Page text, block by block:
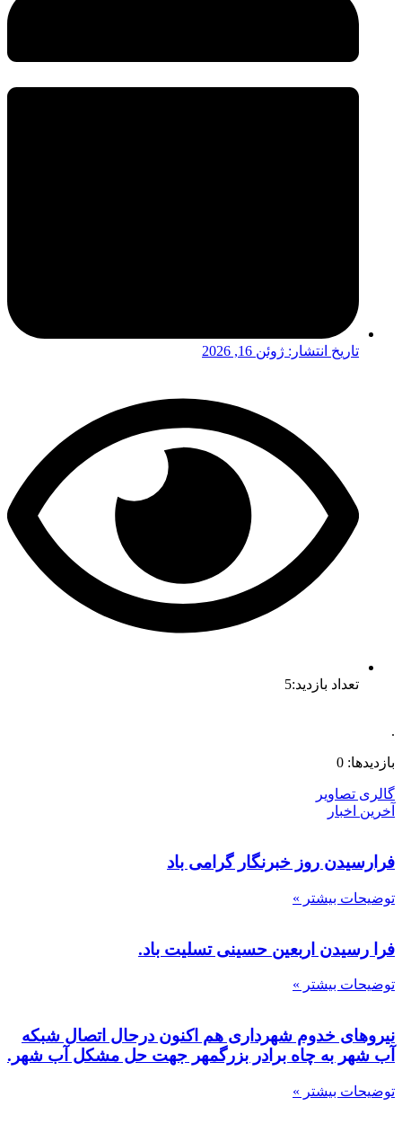
تاریخ انتشار: ژوئن 16, 2026
تعداد بازدید:5
.
بازدیدها: 0
گالری تصاویر
آخرین اخبار
فرارسیدن روز خبرنگار گرامی باد
توضیحات بیشتر »
فرا رسیدن اربعین حسینی تسلیت باد.
توضیحات بیشتر »
نیروهای خدوم شهرداری هم اکنون درحال اتصال شبکه
آب شهر به چاه برادر بزرگمهر جهت حل مشکل آب شهر.
توضیحات بیشتر »